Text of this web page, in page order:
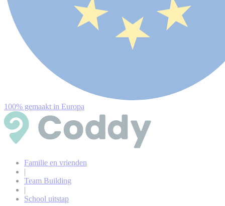
100% gemaakt in Europa
Familie en vrienden
|
Team Building
|
School uitstap